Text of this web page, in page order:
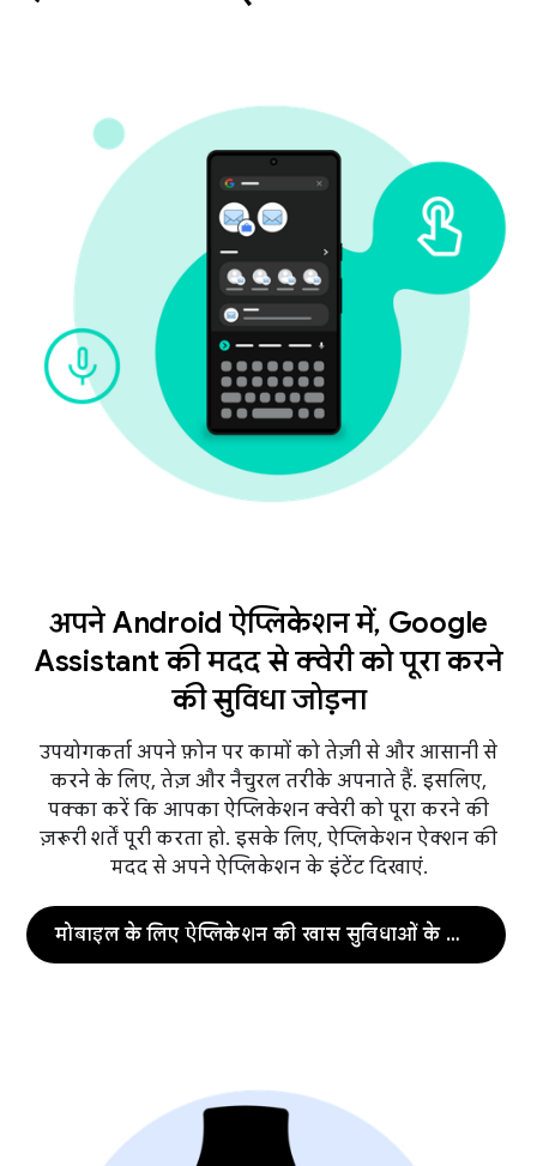
अपने Android ऐप्लिकेशन में, Google
Assistant की मदद से क्वेरी को पूरा करने
की सुविधा जोड़ना
उपयोगकर्ता अपने फ़ोन पर कामों को तेज़ी से और आसानी से
करने के लिए, तेज़ और नैचुरल तरीके अपनाते हैं. इसलिए,
पक्का करें कि आपका ऐप्लिकेशन क्वेरी को पूरा करने की
ज़रूरी शर्तें पूरी करता हो. इसके लिए, ऐप्लिकेशन ऐक्शन की
मदद से अपने ऐप्लिकेशन के इंटेंट दिखाएं.
मोबाइल के लिए ऐप्लिकेशन की खास सुविधाओं के लिए कार्रवाइयां